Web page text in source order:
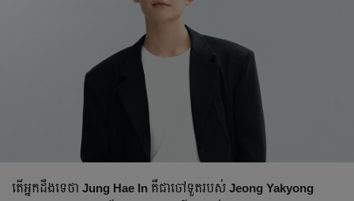
តើអ្នកដឹងទេថា Jung Hae In គឺជាចៅទួតរបស់ Jeong Yakyong